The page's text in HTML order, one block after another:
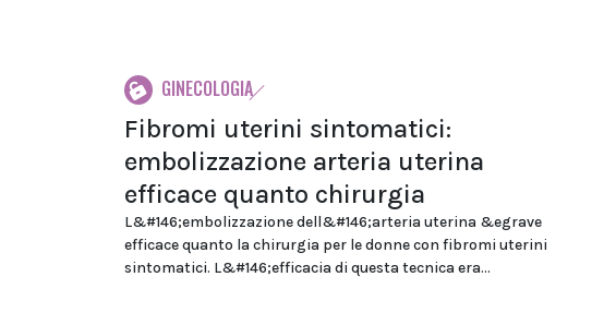
GINECOLOGIA
Fibromi uterini sintomatici:
embolizzazione arteria uterina
efficace quanto chirurgia
L&#146;embolizzazione dell&#146;arteria uterina &egrave
efficace quanto la chirurgia per le donne con fibromi uterini
sintomatici. L&#146;efficacia di questa tecnica era...